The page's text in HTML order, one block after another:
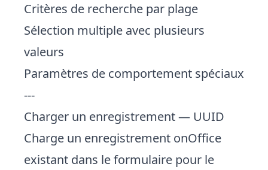
Critères de recherche par plage
Sélection multiple avec plusieurs
valeurs
Paramètres de comportement spéciaux
---
Charger un enregistrement — UUID
Charge un enregistrement onOffice
existant dans le formulaire pour le